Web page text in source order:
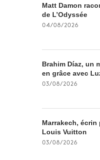
Matt Damon
de L’Odyssée
04/08/2026
Brahim Díaz, un
en grâce avec
03/08/2026
Marrakech, écrin
Louis Vuitton
03/08/2026